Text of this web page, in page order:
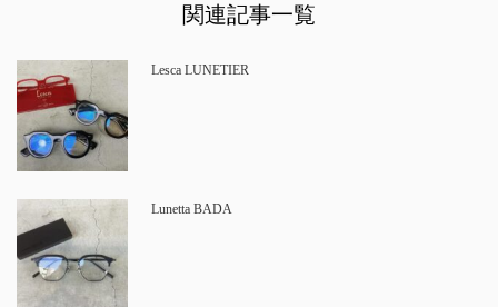
関連記事一覧
Lesca LUNETIER
Lunetta BADA